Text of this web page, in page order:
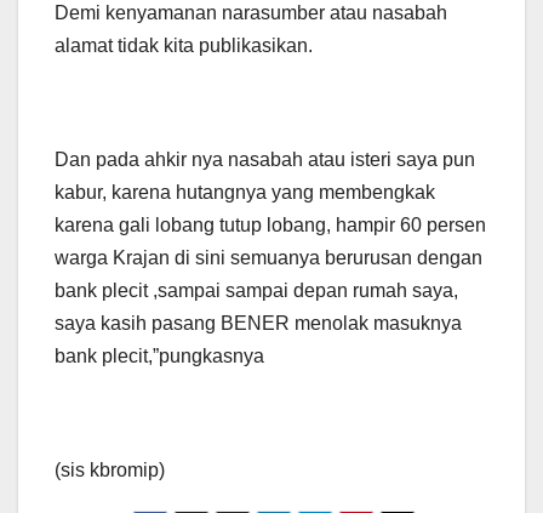
Demi kenyamanan narasumber atau nasabah
alamat tidak kita publikasikan.
Dan pada ahkir nya nasabah atau isteri saya pun
kabur, karena hutangnya yang membengkak
karena gali lobang tutup lobang, hampir 60 persen
warga Krajan di sini semuanya berurusan dengan
bank plecit ,sampai sampai depan rumah saya,
saya kasih pasang BENER menolak masuknya
bank plecit,”pungkasnya
(sis kbromip)